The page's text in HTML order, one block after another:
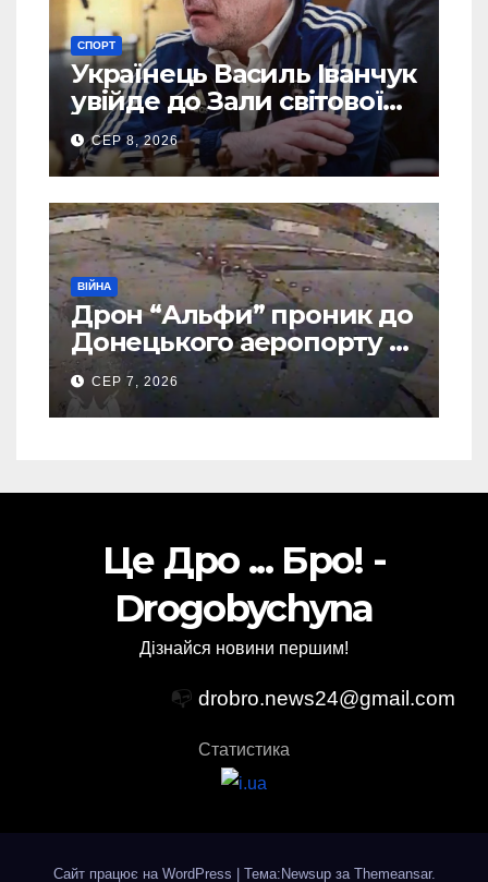
СПОРТ
Українець Василь Іванчук
увійде до Зали світової
шахової слави
СЕР 8, 2026
ВІЙНА
Дрон “Альфи” проник до
Донецького аеропорту та
спалив “Шахед” ще до
запуску
СЕР 7, 2026
Це Дро ... Бро! -
Drogobychyna
Дізнайся новини першим!
📭 drobro.news24@gmail.com
Статистика
Сайт працює на WordPress Тема:Newsup за Themeansar.